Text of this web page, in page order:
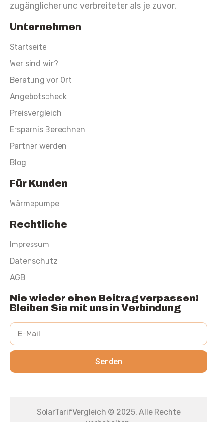
zugänglicher und verbreiteter als je zuvor.
Unternehmen
Startseite
Wer sind wir?
Beratung vor Ort
Angebotscheck
Preisvergleich
Ersparnis Berechnen
Partner werden
Blog
Für Kunden
Wärmepumpe
Rechtliche
Impressum
Datenschutz
AGB
Nie wieder einen Beitrag verpassen!
Bleiben Sie mit uns in Verbindung
Senden
SolarTarifVergleich © 2025. Alle Rechte